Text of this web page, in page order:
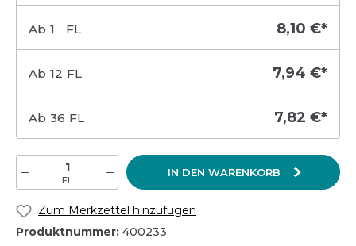
Ab 1 FL 8,10 €*
Ab 12 FL 7,94 €*
Ab 36 FL 7,82 €*
FL
IN DEN WARENKORB
Zum Merkzettel hinzufügen
Produktnummer: 400233